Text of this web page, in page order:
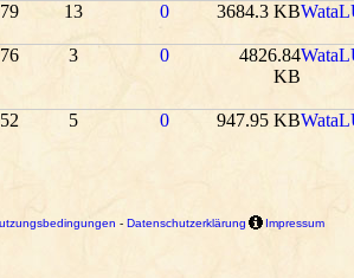
13 0 3684.3 KB
3 0
4826.84
KB
5 0 947.95 KB
- Datenschutzerklärung Impressum